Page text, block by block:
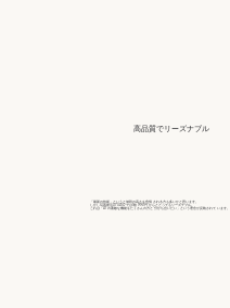
高品質でリーズナブル
「最新の技術」というと値段の高さを危惧 される方も多いかと思います。
しかし写真復活STUDIO では1枚 990円 からととってもリーズナブル。
これは「AI の素敵な機能をたくさんの方と 分かち合いたい」という理念が反映されて います。